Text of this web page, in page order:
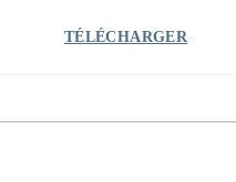
TÉLÉCHARGER